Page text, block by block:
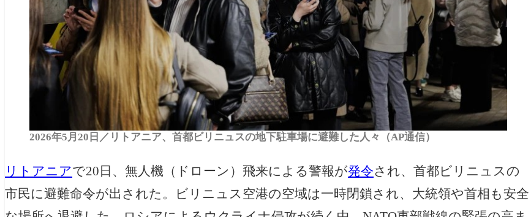
2026年5月20日／リトアニア、首都ビリニュスの地下駐車場に避難した人々（AP通信）
リトアニアで20日、無人機（ドローン）飛来による警報が発令され、首都ビリニュスの
市民に避難命令が出された。ビリニュス空港の空域は一時閉鎖され、大統領や首相も安全